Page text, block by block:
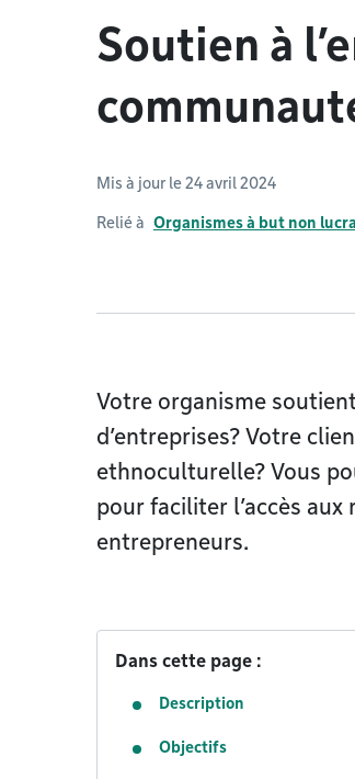
Soutien à
Mis à jour le 24 avril 2024
Relié à Organismes à but non
Votre organisme
d’entreprises? Votre
ethnoculturelle? Vous
pour faciliter l’accès
entrepreneurs.
Dans cette page :
Description
Objectifs